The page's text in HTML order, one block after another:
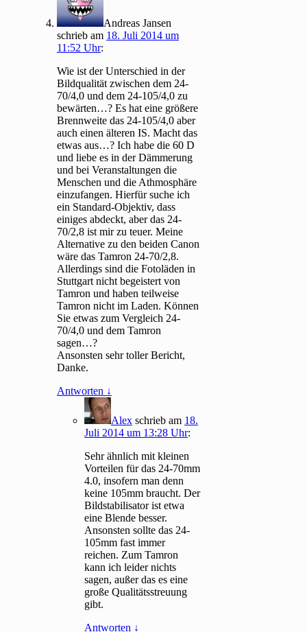
Andreas Jansen
schrieb am 18. Juli 2014 um
11:52 Uhr:
Wie ist der Unterschied in der
Bildqualität zwischen dem 24-
70/4,0 und dem 24-105/4,0 zu
bewärten…? Es hat eine größere
Brennweite das 24-105/4,0 aber
auch einen älteren IS. Macht das
etwas aus…? Ich habe die 60 D
und liebe es in der Dämmerung
und bei Veranstaltungen die
Menschen und die Athmosphäre
einzufangen. Hierfür suche ich
ein Standard-Objektiv, dass
einiges abdeckt, aber das 24-
70/2,8 ist mir zu teuer. Meine
Alternative zu den beiden Canon
wäre das Tamron 24-70/2,8.
Allerdings sind die Fotoläden in
Stuttgart nicht begeistert von
Tamron und haben teilweise
Tamron nicht im Laden. Können
Sie etwas zum Vergleich 24-
70/4,0 und dem Tamron
sagen…?
Ansonsten sehr toller Bericht,
Danke.
Antworten ↓
Alex schrieb am 18.
Juli 2014 um 13:28 Uhr:
Sehr ähnlich mit kleinen
Vorteilen für das 24-70mm
4.0, insofern man denn
keine 105mm braucht. Der
Bildstabilisator ist etwa
eine Blende besser.
Ansonsten sollte das 24-
105mm fast immer
reichen. Zum Tamron
kann ich leider nichts
sagen, außer das es eine
große Qualitätsstreuung
gibt.
Antworten ↓